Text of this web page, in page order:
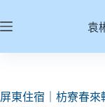
至
容
袁
屏東住宿｜枋寮春來